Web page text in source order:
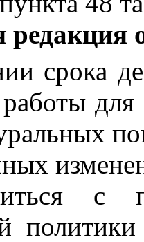
редакция
срока
для
с